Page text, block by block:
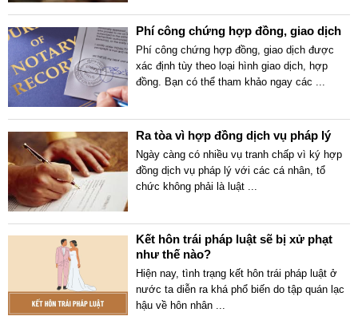
Phí công chứng hợp đồng, giao dịch
Phí công chứng hợp đồng, giao dịch được
xác định tùy theo loại hình giao dịch, hợp
đồng. Bạn có thể tham khảo ngay các
Ra tòa vì hợp đồng dịch vụ pháp lý
Ngày càng có nhiều vụ tranh chấp vì ký hợp
đồng dịch vụ pháp lý với các cá nhân, tổ
chức không phải là luật
Kết hôn trái pháp luật sẽ bị xử phạt
như thế nào?
Hiện nay, tình trạng kết hôn trái pháp luật ở
nước ta diễn ra khá phổ biến do tập quán lạc
hậu về hôn nhân ...